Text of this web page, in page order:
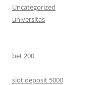
Uncategorized
universitas
bet 200
slot deposit 5000